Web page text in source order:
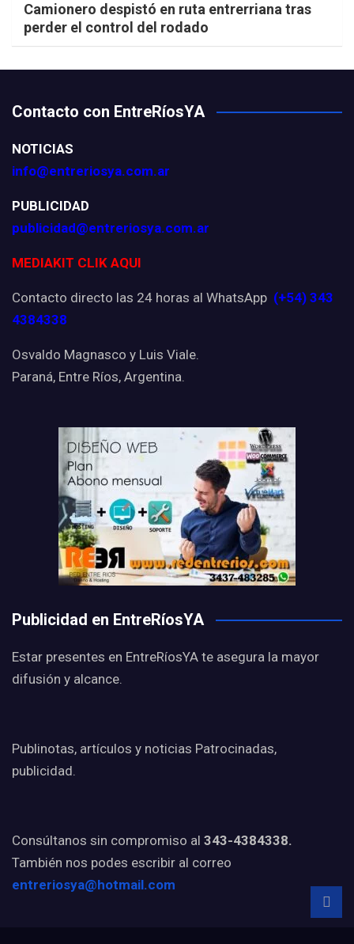
Camionero despistó en ruta entrerriana tras
perder el control del rodado
Contacto con EntreRíosYA
NOTICIAS
info@entreriosya.com.ar
PUBLICIDAD
publicidad@entreriosya.com.ar
MEDIAKIT CLIK AQUI
Contacto directo las 24 horas al WhatsApp (+54) 343
4384338
Osvaldo Magnasco y Luis Viale.
Paraná, Entre Ríos, Argentina.
Publicidad en EntreRíosYA
Estar presentes en EntreRíosYA te asegura la mayor
difusión y alcance.
Publinotas, artículos y noticias Patrocinadas,
publicidad.
Consúltanos sin compromiso al 343-4384338.
También nos podes escribir al correo
entreriosya@hotmail.com